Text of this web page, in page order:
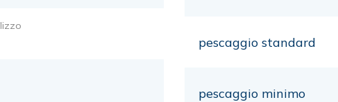
pescaggio standard
pescaggio minimo